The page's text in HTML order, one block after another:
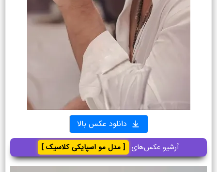
دانلود عکس بالا
آرشیو عکس‌های [ مدل مو اسپایکی کلاسیک ]